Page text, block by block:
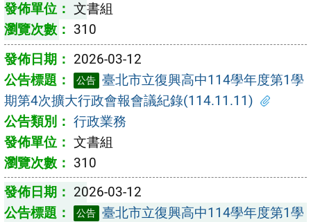
文書組
310
2026-03-12
公告 臺北市立復興高中114學年度第1學
期第4次擴大行政會報會議紀錄(114.11.11)
行政業務
文書組
310
2026-03-12
公告 臺北市立復興高中114學年度第1學